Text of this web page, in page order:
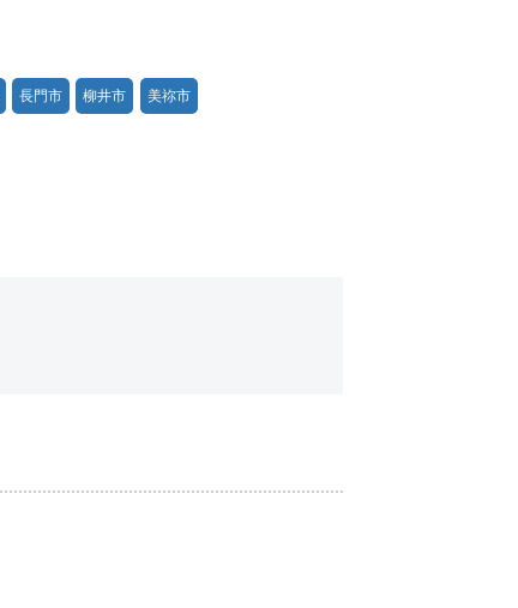
長門市 柳井市 美祢市